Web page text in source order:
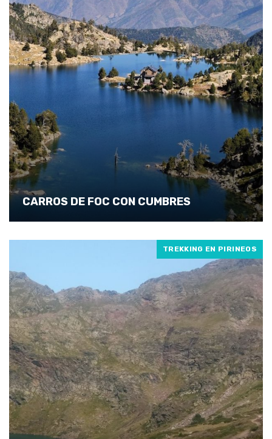
CARROS DE FOC CON CUMBRES
TREKKING EN PIRINEOS